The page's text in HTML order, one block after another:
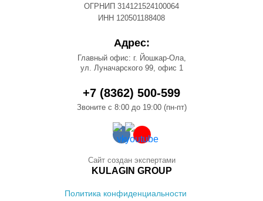
ОГРНИП 314121524100064
ИНН 120501188408
Адрес:
Главный офис: г. Йошкар-Ола,
ул. Луначарского 99, офис 1
+7 (8362) 500-599
Звоните с 8:00 до 19:00 (пн-пт)
Политика конфиденциальности
Сайт создан экспертами
KULAGIN GROUP